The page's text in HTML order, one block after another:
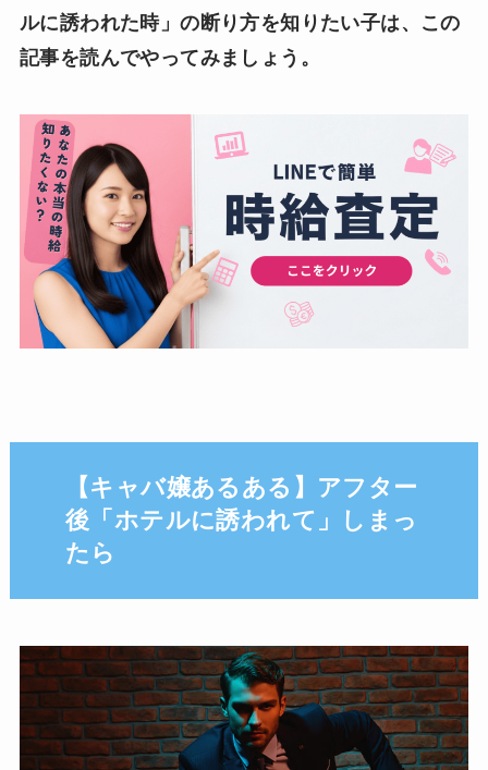
ルに誘われた時」の断り方を知りたい子は、この
記事を読んでやってみましょう。
【キャバ嬢あるある】アフター
後「ホテルに誘われて」しまっ
たら